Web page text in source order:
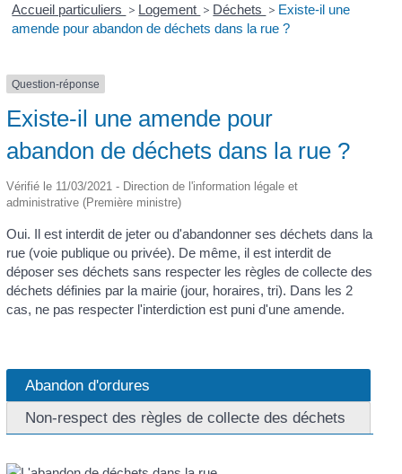
Accueil particuliers > Logement > Déchets > Existe-il une
amende pour abandon de déchets dans la rue ?
Question-réponse
Existe-il une amende pour
abandon de déchets dans la rue ?
Vérifié le 11/03/2021 - Direction de l'information légale et
administrative (Première ministre)
Oui. Il est interdit de jeter ou d'abandonner ses déchets dans la
rue (voie publique ou privée). De même, il est interdit de
déposer ses déchets sans respecter les règles de collecte des
déchets définies par la mairie (jour, horaires, tri). Dans les 2
cas, ne pas respecter l'interdiction est puni d'une amende.
Abandon d'ordures
Non-respect des règles de collecte des déchets